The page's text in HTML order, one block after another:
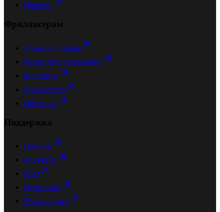
Новости
Фрилансерам
Создать профиль
Разместить объявление
Миграция
Сообщество
Обучение
Поддержка
Помощь
Контакты
FAQ
Партнёрам
PR-менеджер